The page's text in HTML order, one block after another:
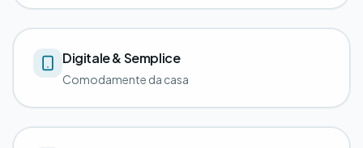
Digitale & Semplice
Comodamente da casa